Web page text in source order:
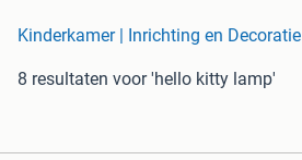
Kinderkamer | Inrichting en Decoratie
8 resultaten voor 'hello kitty lamp'